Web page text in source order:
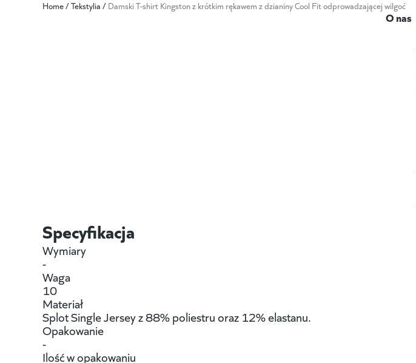
O nas
Home/Tekstylia / Damski T-shirt Kingston z krótkim rękawem z dzianiny Cool Fit odprowadzającej wilgoć
Specyfikacja
Wymiary
-
Waga
10
Materiał
Splot Single Jersey z 88% poliestru oraz 12% elastanu.
Opakowanie
-
Ilość w opakowaniu